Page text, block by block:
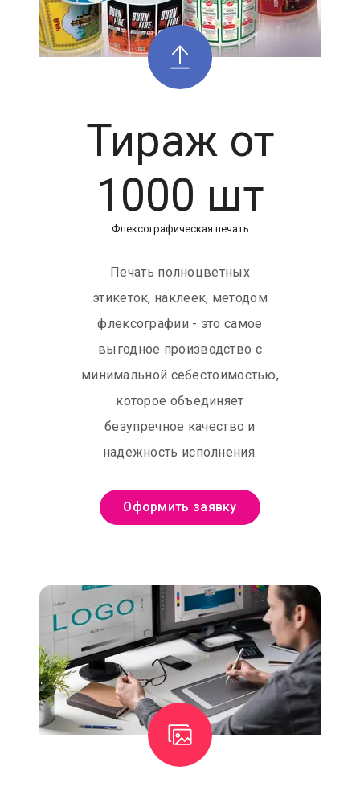
Тираж от
1000 шт
Флексографическая печать
Печать полноцветных
этикеток, наклеек, методом
флексографии - это самое
выгодное производство с
минимальной себестоимостью,
которое объединяет
безупречное качество и
надежность исполнения.
Оформить заявку